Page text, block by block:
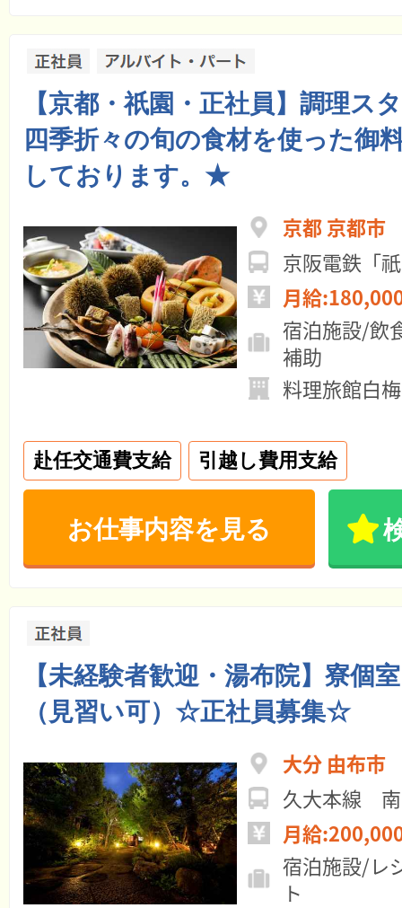
【京都・祇園・正社員】調理ス
四季折々の旬の食材を使った御
しております。★
京都 京都市
京阪電鉄「
月給
宿泊施設/飲
補助
料理旅館白梅
赴任交通費支給 引越し費用支給
お仕事内容を見る
【未経験者歓迎・湯布院】寮個
（見習い可）☆正社員募集☆
大分 由布市
久大本線
月給
宿泊施設/レ
ト